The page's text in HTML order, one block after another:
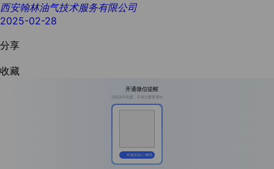
西安翰林油气技术服务有限公司
2025-02-28
分享
收藏
开通微信提醒
消息实时提醒，不错过重要通知
长按识别二维码